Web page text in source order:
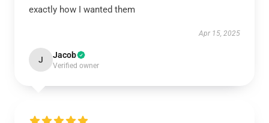
exactly how I wanted them
Apr 15, 2025
J Jacob
Verified owner